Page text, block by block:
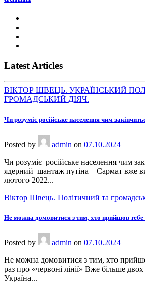
Latest Articles
ВІКТОР ШВЕЦЬ. УКРАЇНСЬКИЙ
ГРОМАДСЬКИЙ ДІЯЧ.
Чи розуміє російське населення чим
Posted by admin on 07.10.2024
Чи розуміє російське населення чим
ядерний шантаж путіна – Сармат вже
лютого 2022...
Віктор Швець. Політичний та
Не можна домовитися з тим, хто прийшов тебе
Posted by admin on 07.10.2024
Не можна домовитися з тим, хто
раз про «червоні лінії» Вже більше
Україна...